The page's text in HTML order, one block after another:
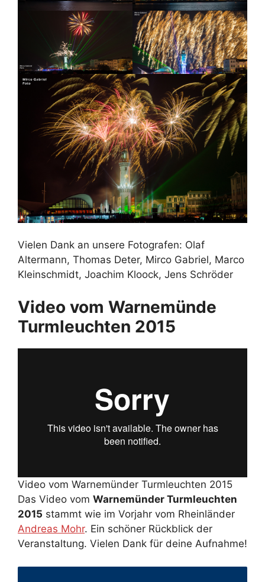
Vielen Dank an unsere Fotografen: Olaf
Altermann, Thomas Deter, Mirco Gabriel, Marco
Kleinschmidt, Joachim Kloock, Jens Schröder
Video vom Warnemünde
Turmleuchten 2015
Video vom Warnemünder Turmleuchten 2015
Das Video vom Warnemünder Turmleuchten
2015 stammt wie im Vorjahr vom Rheinländer
Andreas Mohr. Ein schöner Rückblick der
Veranstaltung. Vielen Dank für deine Aufnahme!